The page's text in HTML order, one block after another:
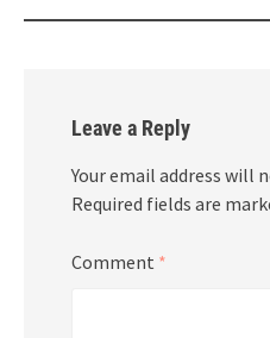
Leave a Reply
Your email address will
Required fields are
Comment *